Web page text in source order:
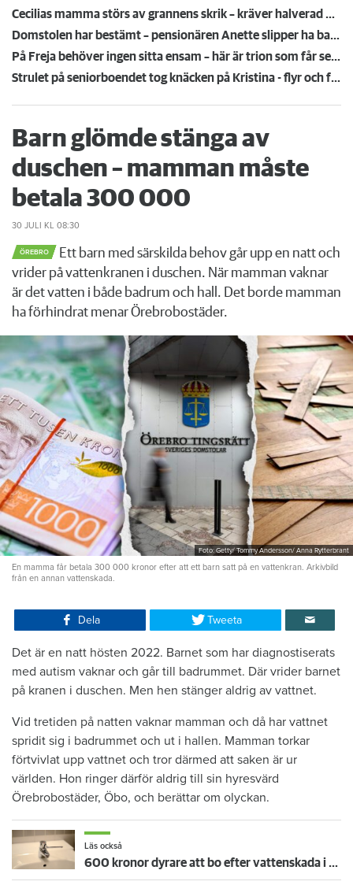
Cecilias mamma störs av grannens skrik – kräver halverad hyra
Domstolen har bestämt – pensionären Anette slipper ha barnfamiljer som grannar: ”Kaos och obehag i kvadrat"
På Freja behöver ingen sitta ensam – här är trion som får seniorerna att ställa sig i kö
Strulet på seniorboendet tog knäcken på Kristina - flyr och förlorar 27 års ködagar
Barn glömde stänga av
duschen – mamman måste
betala 300 000
30 JULI KL 08:30
ÖREBRO
Ett barn med särskilda behov går upp en natt och
vrider på vattenkranen i duschen. När mamman vaknar
är det vatten i både badrum och hall. Det borde mamman
ha förhindrat menar Örebrobostäder.
Foto: Getty/ Tommy Andersson/ Anna Rytterbrant
En mamma får betala 300 000 kronor efter att ett barn satt på en vattenkran. Arkivbild
från en annan vattenskada.
Dela Tweeta
Det är en natt hösten 2022. Barnet som har diagnostiserats
med autism vaknar och går till badrummet. Där vrider barnet
på kranen i duschen. Men hen stänger aldrig av vattnet.
Vid tretiden på natten vaknar mamman och då har vattnet
spridit sig i badrummet och ut i hallen. Mamman torkar
förtvivlat upp vattnet och tror därmed att saken är ur
världen. Hon ringer därför aldrig till sin hyresvärd
Örebrobostäder, Öbo, och berättar om olyckan.
Läs också
600 kronor dyrare att bo efter vattenskada i Varberg